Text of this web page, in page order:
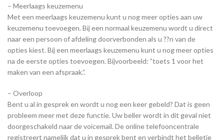
– Meerlaags keuzemenu
Met een meerlaags keuzemenu kunt u nog meer opties aan uw
keuzemenu toevoegen. Bij een normaal keuzemenu wordt u direct
naar een persoon of afdeling doorverbonden als u ??n van de
opties kiest. Bij een meerlaags keuzemenu kunt u nog meer opties
na de eerste opties toevoegen. Bijvoorbeeld: ”toets 1 voor het
maken van een afspraak.”.
– Overloop
Bent u al in gesprek en wordt u nog een keer gebeld? Dat is geen
probleem meer met deze functie. Uw beller wordt in dit geval niet
doorgeschakeld naar de voicemail. De online telefooncentrale
registreert namelijk dat u in gesprek bent en verbindt het belletje